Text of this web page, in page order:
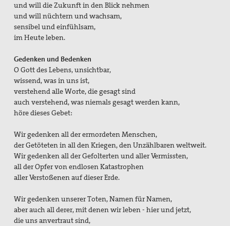
und will die Zukunft in den Blick nehmen
und will nüchtern und wachsam,
sensibel und einfühlsam,
im Heute leben.
Gedenken und Bedenken
O Gott des Lebens, unsichtbar,
wissend, was in uns ist,
verstehend alle Worte, die gesagt sind
auch verstehend, was niemals gesagt werden kann,
höre dieses Gebet:
Wir gedenken all der ermordeten Menschen,
der Getöteten in all den Kriegen, den Unzählbaren weltweit.
Wir gedenken all der Gefolterten und aller Vermissten,
all der Opfer von endlosen Katastrophen
aller Verstoßenen auf dieser Erde.
Wir gedenken unserer Toten, Namen für Namen,
aber auch all derer, mit denen wir leben - hier und jetzt,
die uns anvertraut sind,